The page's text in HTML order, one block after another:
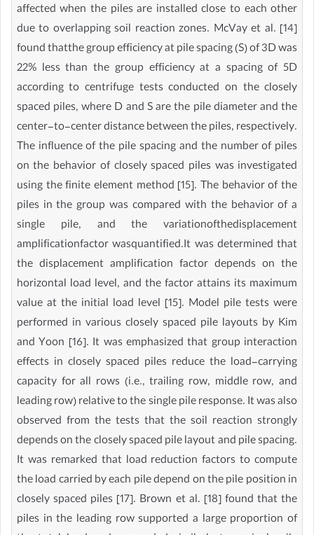
affected when the piles are installed close to each other
due to overlapping soil reaction zones. McVay et al. [14]
found thatthe group efficiency at pile spacing (S) of 3D was
22% less than the group efficiency at a spacing of 5D
according to centrifuge tests conducted on the closely
spaced piles, where D and S are the pile diameter and the
center-to-center distance between the piles, respectively.
The influence of the pile spacing and the number of piles
on the behavior of closely spaced piles was investigated
using the finite element method [15]. The behavior of the
piles in the group was compared with the behavior of a
single pile, and the variationofthedisplacement
amplificationfactor wasquantified.It was determined that
the displacement amplification factor depends on the
horizontal load level, and the factor attains its maximum
value at the initial load level [15]. Model pile tests were
performed in various closely spaced pile layouts by Kim
and Yoon [16]. It was emphasized that group interaction
effects in closely spaced piles reduce the load-carrying
capacity for all rows (i.e., trailing row, middle row, and
leading row) relative to the single pile response. It was also
observed from the tests that the soil reaction strongly
depends on the closely spaced pile layout and pile spacing.
It was remarked that load reduction factors to compute
the load carried by each pile depend on the pile position in
closely spaced piles [17]. Brown et al. [18] found that the
piles in the leading row supported a large proportion of